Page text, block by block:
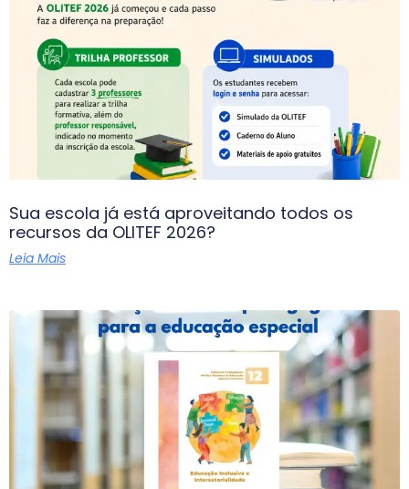
Sua escola já está aproveitando todos os
recursos da OLITEF 2026?
Leia Mais